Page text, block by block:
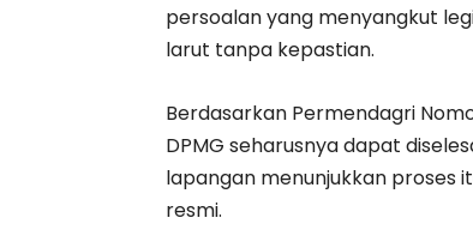
persoalan yang menyangkut
larut tanpa kepastian.
Berdasarkan Permendagri
DPMG seharusnya dapat
lapangan menunjukkan proses
resmi.